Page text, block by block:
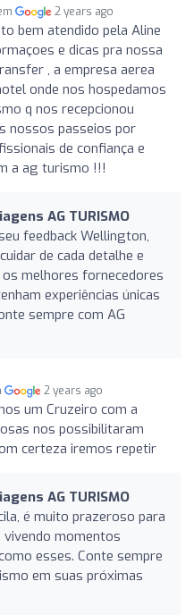
2 years ago
bem atendido pela Aline
e dicas pra nossa
, a empresa aerea
onde nos hospedamos
q nos recepcionou
nossos passeios por
de confiança e
a ag turismo !!!
AG TURISMO
feedback Wellington,
de cada detalhe e
melhores fornecedores
experiências únicas
sempre com AG
2 years ago
um Cruzeiro com a
nos possibilitaram
certeza iremos repetir
AG TURISMO
é muito prazeroso para
momentos
esses. Conte sempre
em suas próximas